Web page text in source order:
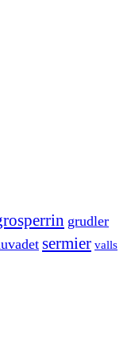
grudler
sermier valls